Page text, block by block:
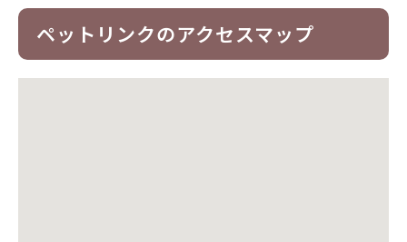
ペットリンクのアクセスマップ